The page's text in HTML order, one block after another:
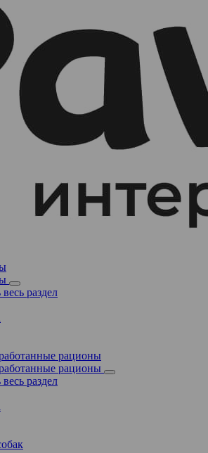
раздел
рационы
рационы
раздел